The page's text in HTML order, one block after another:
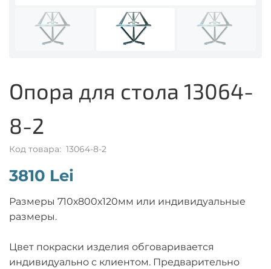
Опора для стола 13064-
8-2
Код товара: 13064-8-2
3810 Lei
Размеры 710х800х120мм или индивидуальные
размеры.
Цвет покраски изделия обговаривается
индивидуально с клиентом. Предварительно